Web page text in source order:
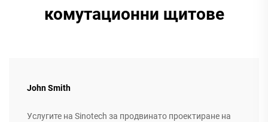
комутационни щитове
John Smith
Услугите на Sinotech за продвинато проектиране на